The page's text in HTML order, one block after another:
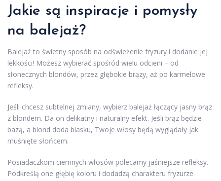
Jakie są inspiracje i pomysły
na balejaż?
Balejaż to świetny sposób na odświeżenie fryzury i dodanie jej
lekkości! Możesz wybierać spośród wielu odcieni – od
słonecznych blondów, przez głębokie brązy, aż po karmelowe
refleksy.
Jeśli chcesz subtelnej zmiany, wybierz balejaż łączący jasny brąz
z blondem. Da on delikatny i naturalny efekt. Jeśli brąz będzie
bazą, a blond doda blasku, Twoje włosy będą wyglądały jak
muśnięte słońcem.
Posiadaczkom ciemnych włosów polecamy jaśniejsze refleksy.
Podkreślą one głębię koloru i dodadzą charakteru fryzurze.